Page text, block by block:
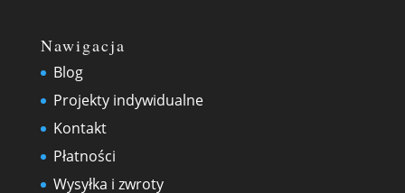
Nawigacja
Blog
Projekty indywidualne
Kontakt
Płatności
Wysyłka i zwroty